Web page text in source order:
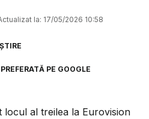
la: 17/05/2026 10:58
PE GOOGLE
locul al treilea la Eurovision